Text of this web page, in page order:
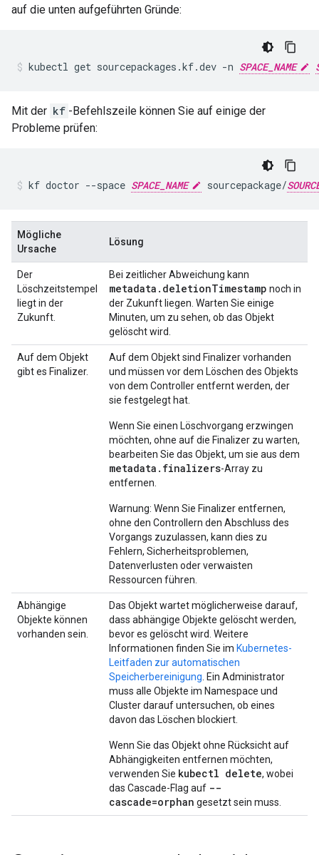
auf die unten aufgeführten Gründe:
kubectl get sourcepackages.kf.dev -n SPACE_NAME
Mit der kf -Befehlszeile können Sie auf einige der
Probleme prüfen:
kf doctor --space SPACE_NAME sourcepackage/
Mögliche
Ursache
Lösung
Der
Löschzeitstempel
liegt in der
Zukunft.
Bei zeitlicher Abweichung kann
metadata.deletionTimestamp noch in
der Zukunft liegen. Warten Sie einige
Minuten, um zu sehen, ob das Objekt
gelöscht wird.
Auf dem Objekt
gibt es Finalizer.
Auf dem Objekt sind Finalizer vorhanden
und müssen vor dem Löschen des Objekts
von dem Controller entfernt werden, der
sie festgelegt hat.
Wenn Sie einen Löschvorgang erzwingen
möchten, ohne auf die Finalizer zu warten,
bearbeiten Sie das Objekt, um sie aus dem
metadata.finalizers-Array zu
entfernen.
Warnung: Wenn Sie Finalizer entfernen,
ohne den Controllern den Abschluss des
Vorgangs zuzulassen, kann dies zu
Fehlern, Sicherheitsproblemen,
Datenverlusten oder verwaisten
Ressourcen führen.
Abhängige
Objekte können
vorhanden sein.
Das Objekt wartet möglicherweise darauf,
dass abhängige Objekte gelöscht werden,
bevor es gelöscht wird. Weitere
Informationen finden Sie im Kubernetes-
Leitfaden zur automatischen
Speicherbereinigung . Ein Administrator
muss alle Objekte im Namespace und
Cluster darauf untersuchen, ob eines
davon das Löschen blockiert.
Wenn Sie das Objekt ohne Rücksicht auf
Abhängigkeiten entfernen möchten,
verwenden Sie kubectl delete, wobei
das Cascade-Flag auf --
cascade=orphan gesetzt sein muss.